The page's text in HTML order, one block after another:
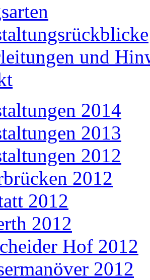
und
2014
2013
2012
2012
2012
2012
Hof 2012
2012